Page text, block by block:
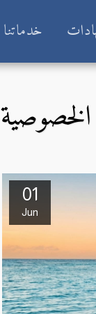
خدماتنا
01
Jun